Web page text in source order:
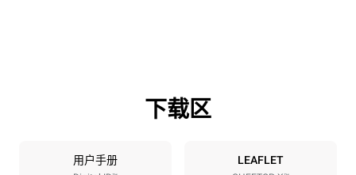
烤盘规格
6 GN 2/1
下载区
用户手册 LEAFLET